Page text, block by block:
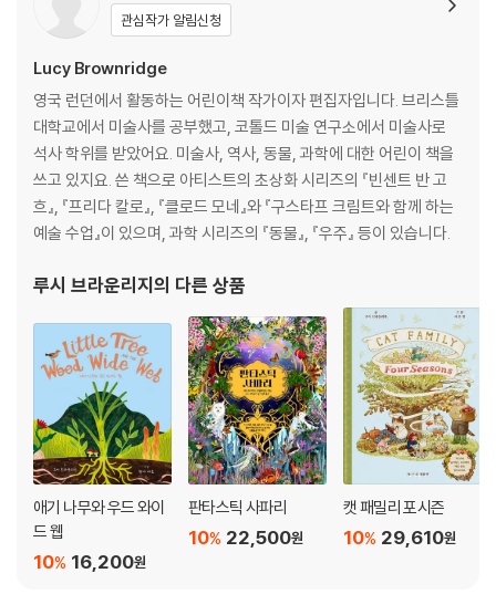
관심작가 알림신청
Lucy Brownridge
영국 런던에서 활동하는 어린이책 작가이자 편집자입니다. 브리스틀
대학교에서 미술사를 공부했고, 코톨드 미술 연구소에서 미술사로
석사 학위를 받았어요. 미술사, 역사, 동물, 과학에 대한 어린이 책을
쓰고 있지요. 쓴 책으로 아티스트의 초상화 시리즈의 『빈센트 반 고
흐』, 『프리다 칼로』, 『클로드 모네』와 『구스타프 크림트와 함께 하는
예술 수업』이 있으며, 과학 시리즈의 『동물』, 『우주』 등이 있습니다.
루시 브라운리지 의 다른 상품
애기 나무와 우드 와이
드 웹
16,200원
10%
판타스틱 사파리
22,500원
10%
캣 패밀리 포시즌
29,610원
10%